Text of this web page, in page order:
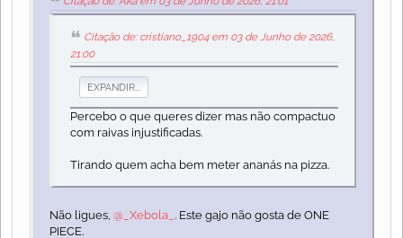
Citação de: cristiano_1904 em 03 de Junho de 2026,
21:00
EXPANDIR...
Percebo o que queres dizer mas não compactuo
com raivas injustificadas.
Tirando quem acha bem meter ananás na pizza.
Não ligues,@_Xebola_ . Este gajo não gosta de ONE
PIECE.